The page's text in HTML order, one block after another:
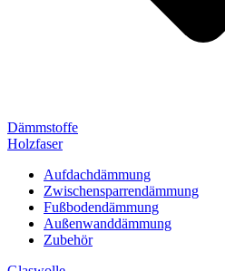
Dämmstoffe
Holzfaser
Aufdachdämmung
Zwischensparrendämmung
Fußbodendämmung
Außenwanddämmung
Zubehör